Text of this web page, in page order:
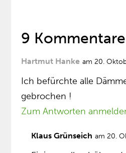
9 Kommentare
Hartmut Hanke am 20.
Ich befürchte alle
gebrochen !
Zum Antworten
Klaus Grünseich am 20.